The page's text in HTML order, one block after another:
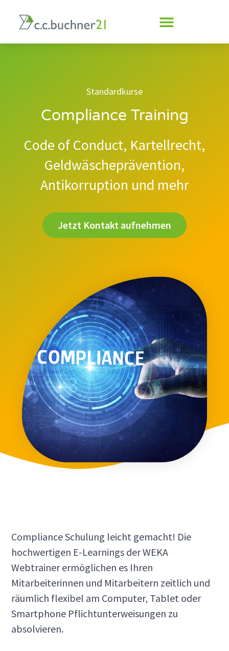
springen
Standardkurse
Compliance Training
Code of Conduct, Kartellrecht,
Geldwäscheprävention,
Antikorruption und mehr
Jetzt Kontakt aufnehmen
Compliance Schulung leicht gemacht! Die
hochwertigen E-Learnings der WEKA
Webtrainer ermöglichen es Ihren
Mitarbeiterinnen und Mitarbeitern zeitlich und
räumlich flexibel am Computer, Tablet oder
Smartphone Pflichtunterweisungen zu
absolvieren.